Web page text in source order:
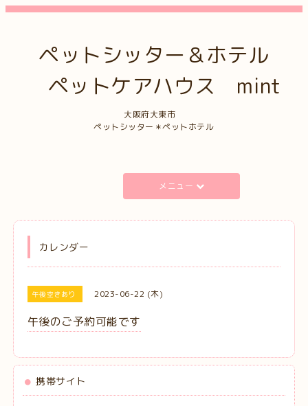
ペットシッター＆ホテル
ペットケアハウス mint
大阪府大東市
ペットシッター＊ペットホテル
メニュー
カレンダー
午後空きあり 2023-06-22 (木)
午後のご予約可能です
携帯サイト